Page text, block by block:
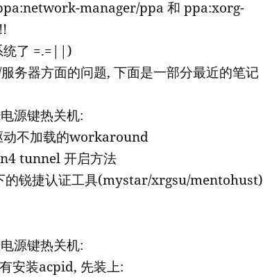
manager/ppa 和 ppa:xorg-
统了 =.=||)
务器方面的问题, 下面是一部分最近的笔记
源键热关机:
不加载的workaround
tunnel 开启方法
的锐捷认证工具(mystar/xrgsu/mentohust)
源键热关机:
安装acpid, 先装上: